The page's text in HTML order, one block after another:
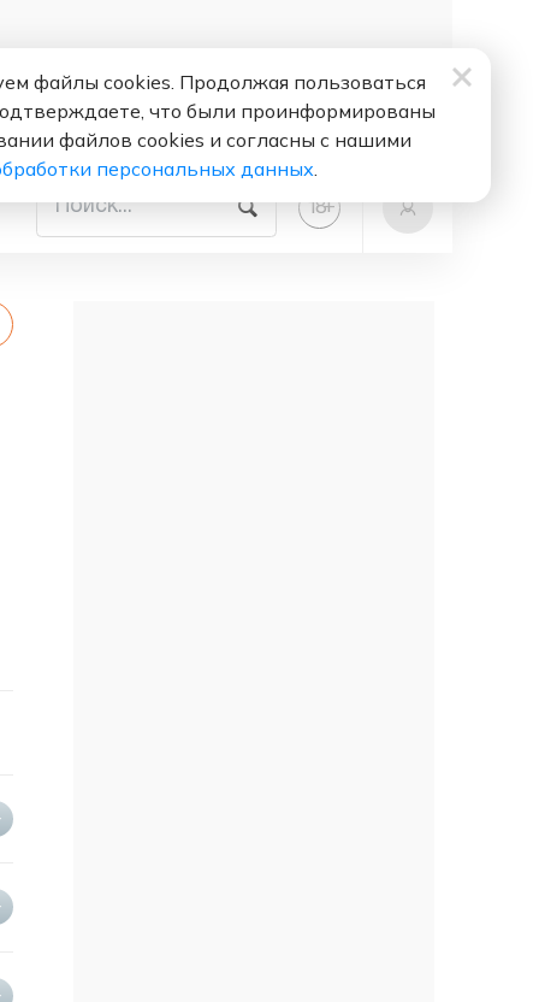
18+
файлы cookies. Продолжая пользоваться
что были проинформированы
файлов cookies и согласны с нашими
персональных данных.